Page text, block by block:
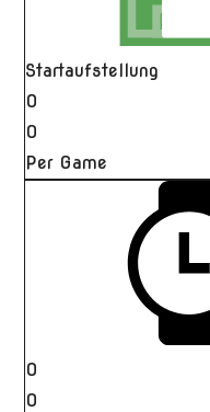
Startaufstellung
0
0
Per Game
0
0